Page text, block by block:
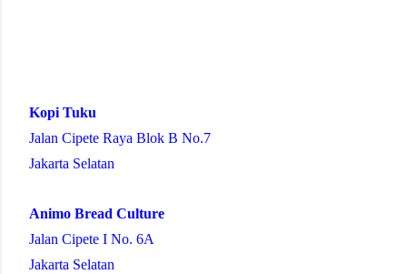
Kopi Tuku
Jalan Cipete Raya Blok B No.7
Jakarta Selatan
Animo Bread Culture
Jalan Cipete I No. 6A
Jakarta Selatan